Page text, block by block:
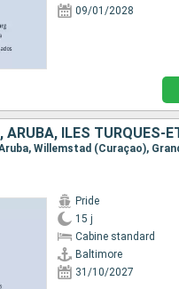
09/01/2028
Pride
15 j
Cabine standard
Baltimore
31/10/2027